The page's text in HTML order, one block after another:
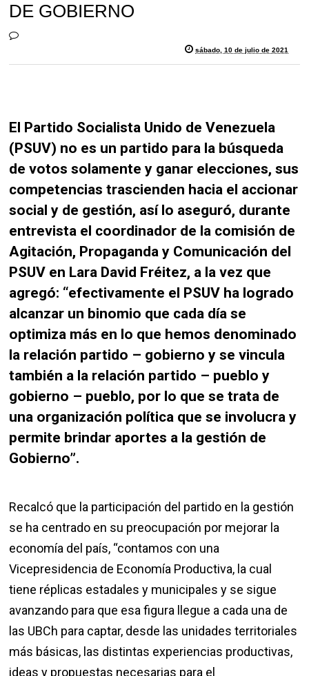
DE GOBIERNO
sábado, 10 de julio de 2021
El Partido Socialista Unido de Venezuela
(PSUV) no es un partido para la búsqueda
de votos solamente y ganar elecciones, sus
competencias trascienden hacia el accionar
social y de gestión, así lo aseguró, durante
entrevista el coordinador de la comisión de
Agitación, Propaganda y Comunicación del
PSUV en Lara David Fréitez, a la vez que
agregó: “efectivamente el PSUV ha logrado
alcanzar un binomio que cada día se
optimiza más en lo que hemos denominado
la relación partido – gobierno y se vincula
también a la relación partido – pueblo y
gobierno – pueblo, por lo que se trata de
una organización política que se involucra y
permite brindar aportes a la gestión de
Gobierno”.
Recalcó que la participación del partido en la gestión
se ha centrado en su preocupación por mejorar la
economía del país, “contamos con una
Vicepresidencia de Economía Productiva, la cual
tiene réplicas estadales y municipales y se sigue
avanzando para que esa figura llegue a cada una de
las UBCh para captar, desde las unidades territoriales
más básicas, las distintas experiencias productivas,
ideas y propuestas necesarias para el